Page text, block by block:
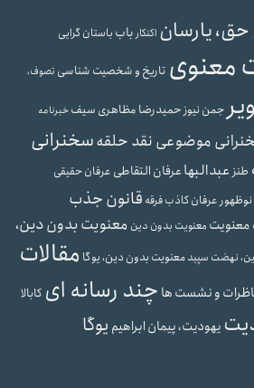
یارسان اکنکارباب باستان گرایی
معنوی تاریخ و شخصیت شناسی تصوف،
جمن نیوزحمیدرضا مظاهری سیفخبرنامه
موضوعی نقد حلقهسخنرانی
طنزعبدالبهاعرفان التقاطی عرفان حقیقی
عرفان کاذبفرقه قانون جذب
معنویت معنویت بدون دین معنویت بدون دین،
نهضت سپیدمعنویت بدون دین، یوگا مقالات
و نشست ها چند رسانه ای کابالا
یهودیت، پیمان ابراهیم یوگا